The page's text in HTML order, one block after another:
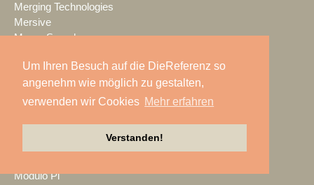
Um Ihren Besuch auf die DieReferenz so
angenehm wie möglich zu gestalten,
verwenden wir Cookies Mehr erfahren
Verstanden!
Merging Technologies
Mersive
Meyer Sound
MILOS
Ministry of Light
MisterMaster
Modulo Pi